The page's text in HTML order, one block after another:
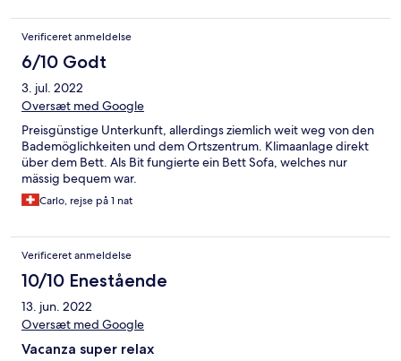
Verificeret anmeldelse
6/10 Godt
3. jul. 2022
Oversæt med Google
Preisgünstige Unterkunft, allerdings ziemlich weit weg von den
Bademöglichkeiten und dem Ortszentrum. Klimaanlage direkt
über dem Bett. Als Bit fungierte ein Bett Sofa, welches nur
mässig bequem war.
Carlo, rejse på 1 nat
Verificeret anmeldelse
10/10 Enestående
13. jun. 2022
Oversæt med Google
Vacanza super relax